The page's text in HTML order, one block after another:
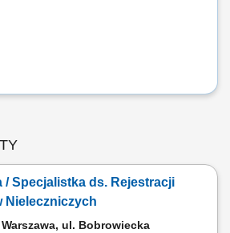
/ Specjalistka ds. Rejestracji
Nieleczniczych
Warszawa, ul. Bobrowiecka